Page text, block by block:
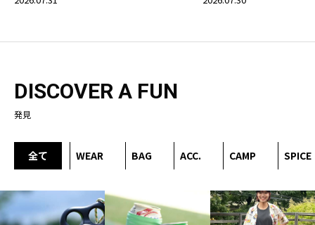
DISCOVER A FUN
発見
全て WEAR BAG ACC. CAMP SPICE